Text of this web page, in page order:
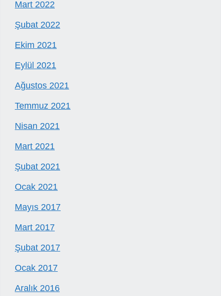
Mart 2022
Şubat 2022
Ekim 2021
Eylül 2021
Ağustos 2021
Temmuz 2021
Nisan 2021
Mart 2021
Şubat 2021
Ocak 2021
Mayıs 2017
Mart 2017
Şubat 2017
Ocak 2017
Aralık 2016